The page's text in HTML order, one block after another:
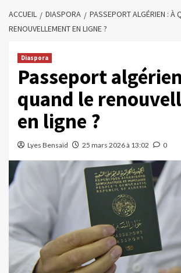
ACCUEIL DIASPORA
PASSEPORT ALGÉRIEN : À
RENOUVELLEMENT EN LIGNE ?
Diaspora
Passeport
quand le
en ligne ?
Lyes Bensaïd 25 mars 2026 à 13:02 0